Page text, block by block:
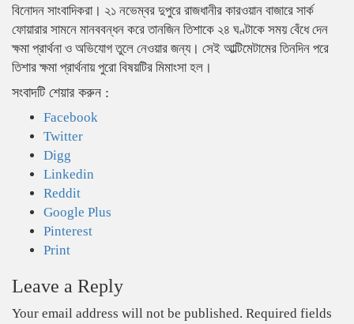
বিনোদন সাংবাদিকরা। ২১ নভেম্বর দুপুরে রাজধানীর কারওয়ান বাজারে সার্ক
ফোয়ারার সামনে মানববন্ধন করে তানজিন তিশাকে ২৪ ঘণ্টাকে সময় বেঁধে দেন
ক্ষমা প্রার্থনা ও অভিযোগ তুলে নেওয়ার জন্য। সেই আল্টিমেটামের তিনদিন পরে
তিশার ক্ষমা প্রার্থনায় পুরো বিষয়টির মিমাংসা হল।
সংবাদটি শেয়ার করুন :
Facebook
Twitter
Digg
Linkedin
Reddit
Google Plus
Pinterest
Print
Leave a Reply
Your email address will not be published. Required fields